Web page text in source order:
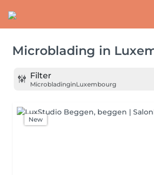
Microblading in
Filter
MicrobladinginLuxembourg
New